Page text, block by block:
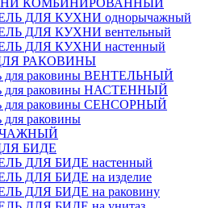
КОМБИНИРОВАННЫЙ
ДЛЯ КУХНИ однорычажный
ДЛЯ КУХНИ вентельный
ДЛЯ КУХНИ настенный
РАКОВИНЫ
для раковины ВЕНТЕЛЬНЫЙ
для раковины НАСТЕННЫЙ
для раковины СЕНСОРНЫЙ
для раковины
БИДЕ
ДЛЯ БИДЕ настенный
ДЛЯ БИДЕ на изделие
ДЛЯ БИДЕ на раковину